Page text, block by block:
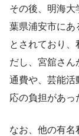
その後、明海大
葉県浦安市にあ
とされており
だし、宮舘さん
通費や、芸能活
応の負担があっ
なお、他の有名